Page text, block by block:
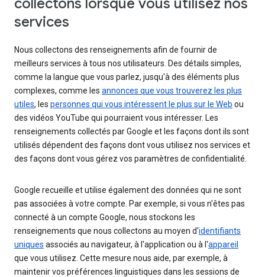
services
Nous collectons des renseignements afin de fournir de
meilleurs services à tous nos utilisateurs. Des détails simples,
comme la langue que vous parlez, jusqu'à des éléments plus
complexes, comme les annonces que vous trouverez les plus
utiles, les personnes qui vous intéressent le plus sur le Web ou
des vidéos YouTube qui pourraient vous intéresser. Les
renseignements collectés par Google et les façons dont ils sont
utilisés dépendent des façons dont vous utilisez nos services et
des façons dont vous gérez vos paramètres de confidentialité.
Google recueille et utilise également des données qui ne sont
pas associées à votre compte. Par exemple, si vous n'êtes pas
connecté à un compte Google, nous stockons les
renseignements que nous collectons au moyen d'identifiants
uniques associés au navigateur, à l'application ou à l'appareil
que vous utilisez. Cette mesure nous aide, par exemple, à
maintenir vos préférences linguistiques dans les sessions de